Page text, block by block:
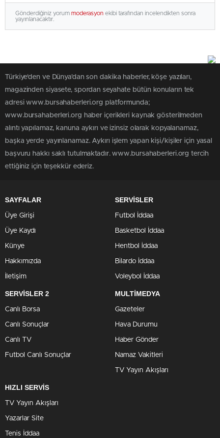
Gönderdiğiniz yorum moderasyon ekibi tarafından incelendikten sonra
yayınlanacaktır.
Türkiye'den ve Dünya’dan son dakika haberler, köşe yazıları,
magazinden siyasete, spordan seyahate bütün konuların tek
adresi www.bursahaberleri.org platformunda;
www.bursahaberleri.org haber içerikleri kaynak gösterilmeden
alıntı yapılamaz, kanuna aykırı ve izinsiz olarak kopyalanamaz,
başka yerde yayınlanamaz. Aykırı işlem yapan kişi/kişiler için yasal
başvuru hakkı saklı tutulmaktadır. www.bursahaberleri.org tercih
ettiğiniz için teşekkür ederiz.
SAYFALAR
Üye Girişi
Üye Kaydı
Künye
Hakkımızda
İletişim
SERVİSLER
Futbol İddaa
Basketbol İddaa
Hentbol İddaa
Bilardo İddaa
Voleybol İddaa
SERVİSLER 2
Canlı Borsa
Canlı Sonuçlar
Canlı TV
Futbol Canlı Sonuçlar
MULTİMEDYA
Gazeteler
Hava Durumu
Haber Gönder
Namaz Vakitleri
TV Yayın Akışları
HIZLI SERVİS
TV Yayın Akışları
Yazarlar Site
Tenis İddaa